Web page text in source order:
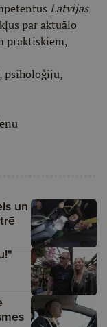
Latvijas
par aktuālo
praktiskiem,
psiholoģiju,
un